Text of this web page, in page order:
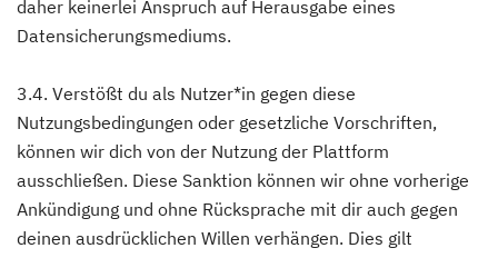
daher keinerlei Anspruch auf Herausgabe eines
Datensicherungsmediums.
3.4. Verstößt du als Nutzer*in gegen diese
Nutzungsbedingungen oder gesetzliche Vorschriften,
können wir dich von der Nutzung der Plattform
ausschließen. Diese Sanktion können wir ohne vorherige
Ankündigung und ohne Rücksprache mit dir auch gegen
deinen ausdrücklichen Willen verhängen. Dies gilt